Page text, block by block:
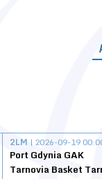
2LM | 2026-09-19
Port Gdynia GAK